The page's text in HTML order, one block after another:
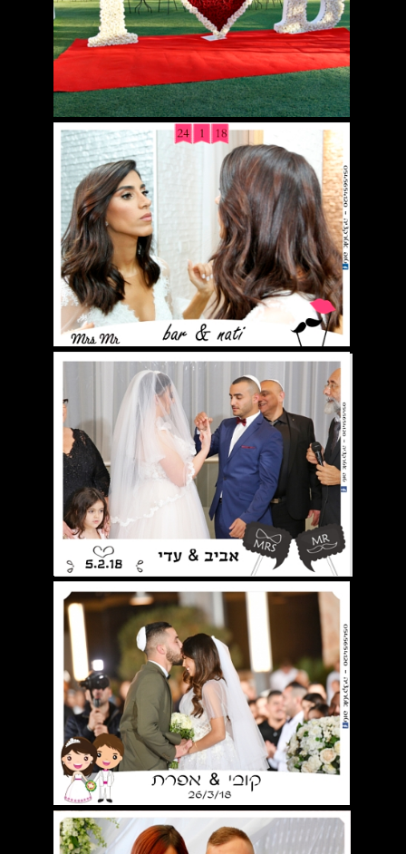
כל הזכויות שמורות לטופ אטרקציה
אטרקציות לאירועים
טלפון
0723263991
אימייל
top.atraction@gmail.com